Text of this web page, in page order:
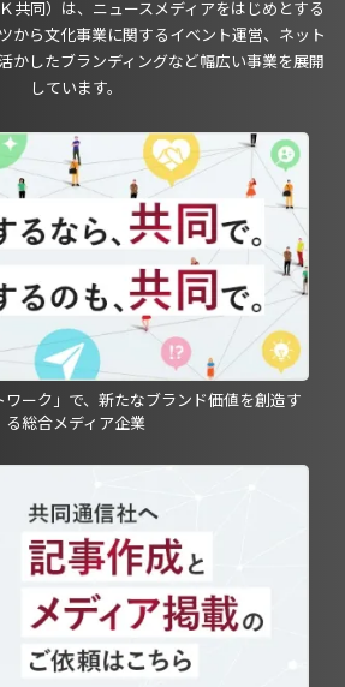
共同）は、ニュースメディアをはじめとする
から文化事業に関するイベント運営、ネット
かしたブランディングなど幅広い事業を展開
しています。
ワーク」で、新たなブランド価値を創造す
る総合メディア企業